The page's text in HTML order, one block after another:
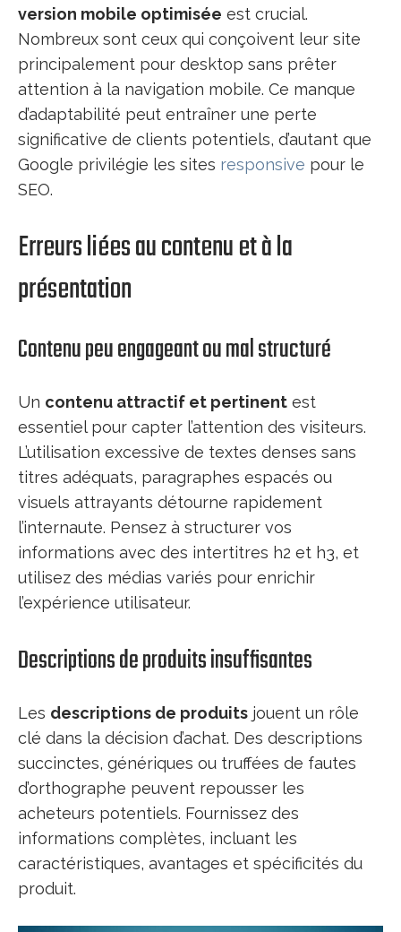
version mobile optimisée est crucial.
Nombreux sont ceux qui conçoivent leur site
principalement pour desktop sans prêter
attention à la navigation mobile. Ce manque
d’adaptabilité peut entraîner une perte
significative de clients potentiels, d’autant que
Google privilégie les sites responsive pour le
SEO.
Erreurs liées au contenu et à la
présentation
Contenu peu engageant ou mal structuré
Un contenu attractif et pertinent est
essentiel pour capter l’attention des visiteurs.
L’utilisation excessive de textes denses sans
titres adéquats, paragraphes espacés ou
visuels attrayants détourne rapidement
l’internaute. Pensez à structurer vos
informations avec des intertitres h2 et h3, et
utilisez des médias variés pour enrichir
l’expérience utilisateur.
Descriptions de produits insuffisantes
Les descriptions de produits jouent un rôle
clé dans la décision d’achat. Des descriptions
succinctes, génériques ou truffées de fautes
d’orthographe peuvent repousser les
acheteurs potentiels. Fournissez des
informations complètes, incluant les
caractéristiques, avantages et spécificités du
produit.